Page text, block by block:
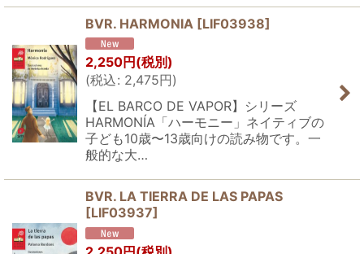
BVR. HARMONIA [LIF03938]
2,250円 (税別)
(税込: 2,475円)
【EL BARCO DE VAPOR】シリーズ
HARMONÍA「ハーモニー」ネイティブの
子ども10歳〜13歳向けの読み物です。一
般的な大…
BVR. LA TIERRA DE LAS PAPAS
[LIF03937]